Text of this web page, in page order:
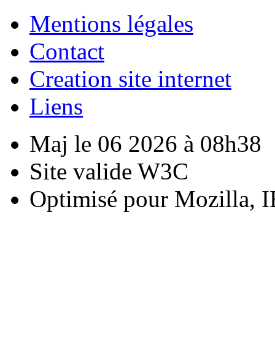
Mentions légales
Contact
Creation site internet
Liens
Maj le 06 2026 à 08h38
Site valide W3C
Optimisé pour Mozilla,